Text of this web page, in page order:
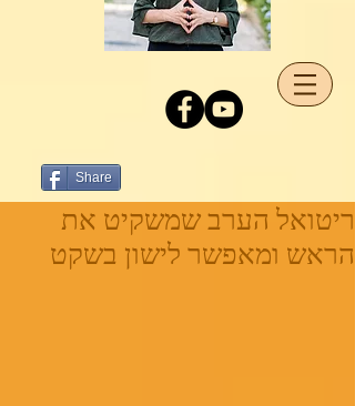
Share
ריטואל הערב שמשקיט את
הראש ומאפשר לישון בשקט